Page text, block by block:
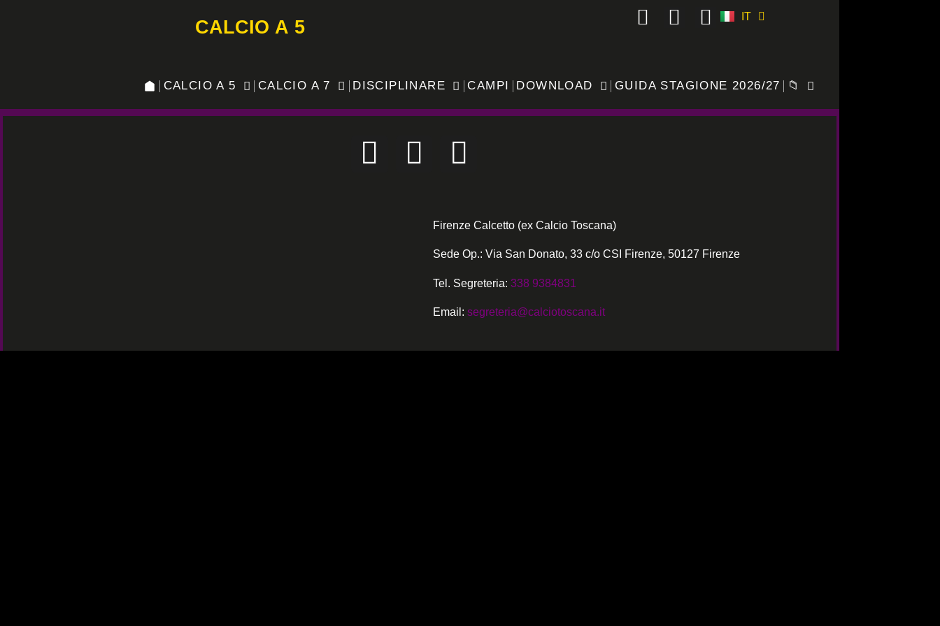
CALCIO A 5
IT
ES
CALCIO A 5 CALCIO A 7 DISCIPLINARE CAMPI DOWNLOAD GUIDA STAGIONE 2026/27 📁
Firenze Calcetto (ex Calcio Toscana)
Sede Op.: Via San Donato, 33 c/o CSI Firenze, 50127 Firenze
Tel. Segreteria: 338 9384831
Email: segreteria@calciotoscana.it